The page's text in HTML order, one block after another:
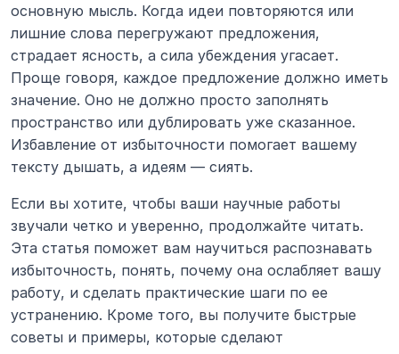
основную мысль. Когда идеи повторяются или
лишние слова перегружают предложения,
страдает ясность, а сила убеждения угасает.
Проще говоря, каждое предложение должно иметь
значение. Оно не должно просто заполнять
пространство или дублировать уже сказанное.
Избавление от избыточности помогает вашему
тексту дышать, а идеям — сиять.
Если вы хотите, чтобы ваши научные работы
звучали четко и уверенно, продолжайте читать.
Эта статья поможет вам научиться распознавать
избыточность, понять, почему она ослабляет вашу
работу, и сделать практические шаги по ее
устранению. Кроме того, вы получите быстрые
советы и примеры, которые сделают